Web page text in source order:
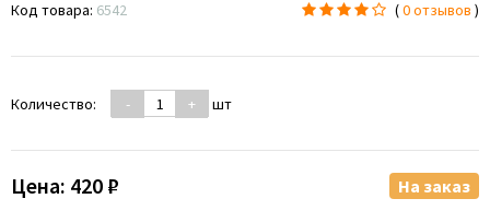
Код товара: 6542 (0 отзывов )
Количество: - + шт
Цена: 420 ₽ На заказ